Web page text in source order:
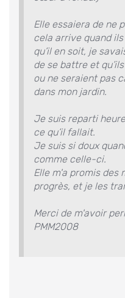
Elle essaiera de ne
cela arrive quand
qu’il en soit, je
de se battre et
ou ne seraient pas
dans mon jardin.
Je suis reparti
ce qu’il fallait.
Je suis si doux
comme celle-ci.
Elle m'a promis des
progrès, et je les
Merci de m'avoir
PMM2008